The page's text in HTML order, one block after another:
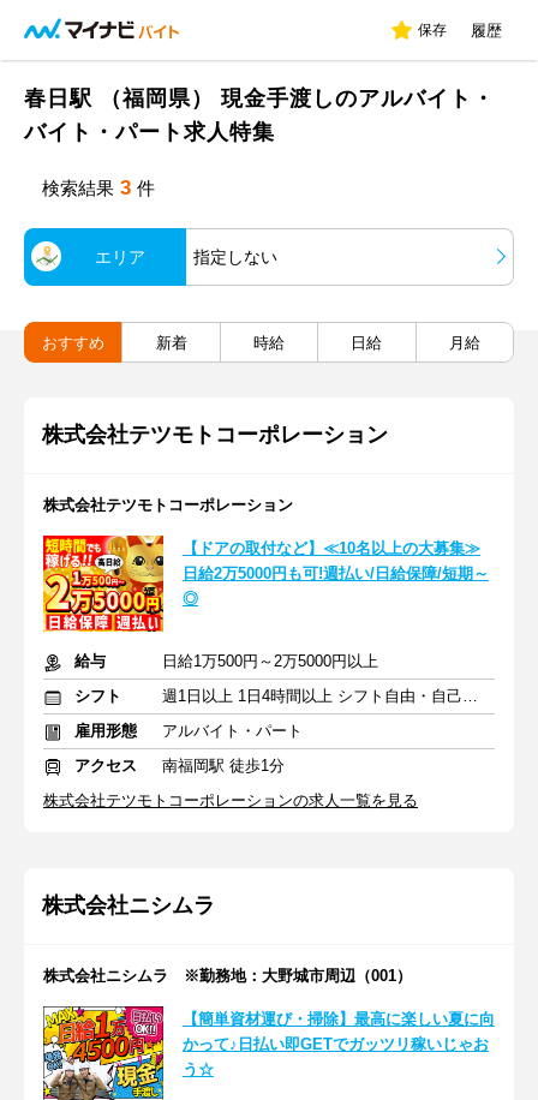
保存 履歴
春日駅 （福岡県） 現金手渡しのアルバイト・
バイト・パート求人特集
検索結果 3 件
エリア 指定しない
おすすめ 新着 時給 日給 月給
株式会社テツモトコーポレーション
株式会社テツモトコーポレーション
【ドアの取付など】≪10名以上の大募集≫
日給2万5000円も可!週払い/日給保障/短期～
◎
給与
日給1万500円～2万5000円以上
シフト
週1日以上 1日4時間以上 シフト自由・自己申告
雇用形態
アルバイト・パート
アクセス
南福岡駅 徒歩1分
株式会社テツモトコーポレーションの求人一覧を見る
株式会社ニシムラ
株式会社ニシムラ ※勤務地：大野城市周辺（001）
【簡単資材運び・掃除】最高に楽しい夏に向
かって♪日払い即GETでガッツリ稼いじゃお
う☆